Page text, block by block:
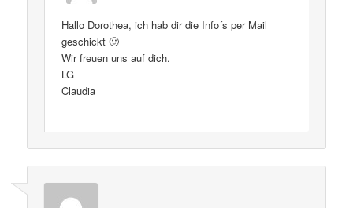
Hallo Dorothea, ich hab dir die Info´s per Mail
geschickt 🙂
Wir freuen uns auf dich.
LG
Claudia